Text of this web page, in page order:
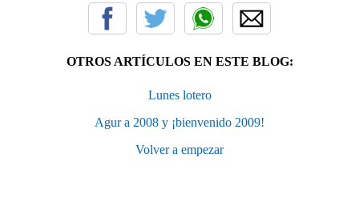
OTROS ARTÍCULOS EN ESTE BLOG:
Lunes lotero
Agur a 2008 y ¡bienvenido 2009!
Volver a empezar